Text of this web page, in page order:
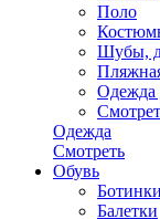
Поло
Шубы,
Одежда
Одежда
Смотреть
Обувь
Балетки